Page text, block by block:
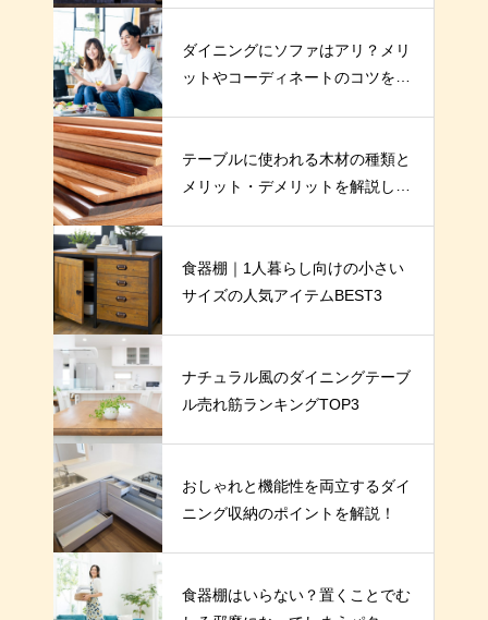
ダイニングにソファはアリ？メリ
ットやコーディネートのコツを解
テーブルに使われる木材の種類と
メリット・デメリットを解説しま
食器棚｜1人暮らし向けの小さい
サイズの人気アイテムBEST3
ナチュラル風のダイニングテーブ
ル売れ筋ランキングTOP3
おしゃれと機能性を両立するダイ
ニング収納のポイントを解説！
食器棚はいらない？置くことでむ